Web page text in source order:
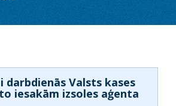
Valsts kases
iesakām izsoles aģenta